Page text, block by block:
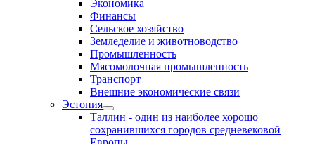
Экономика
Финансы
Сельское хозяйство
Земледелие и животноводство
Промышленность
Мясомолочная промышленность
Транспорт
Внешние экономические связи
Эстония
Таллин - один из наиболее хорошо
сохранившихся городов средневековой